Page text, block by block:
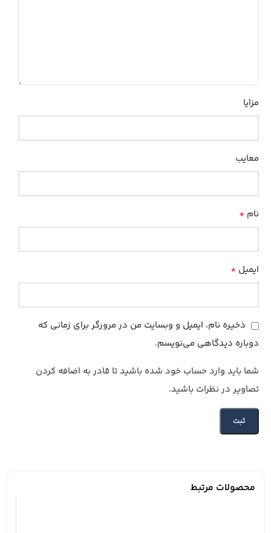
مزایا
معایب
نام *
ایمیل *
ذخیره نام، ایمیل و وبسایت من در مرورگر برای زمانی که
دوباره دیدگاهی می‌نویسم.
شما باید وارد حساب خود شده باشید تا قادر به اضافه کردن
تصاویر در نظرات باشید.
محصولات مرتبط